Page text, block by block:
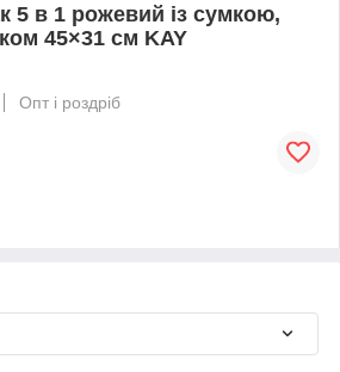
5 в 1 рожевий із сумкою,
45×31 см KAY
Опт і роздріб